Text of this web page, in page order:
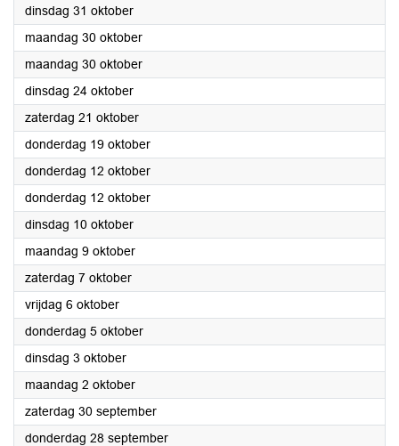
dinsdag 31 oktober2023
maandag 30 oktober2023
maandag 30 oktober2023
dinsdag 24 oktober2023
zaterdag 21 oktober2023
donderdag 19 oktober2023
donderdag 12 oktober2023
donderdag 12 oktober2023
dinsdag 10 oktober2023
maandag 9 oktober2023
zaterdag 7 oktober2023
vrijdag 6 oktober2023
donderdag 5 oktober2023
dinsdag 3 oktober2023
maandag 2 oktober2023
zaterdag 30 september2023
donderdag 28 september2023